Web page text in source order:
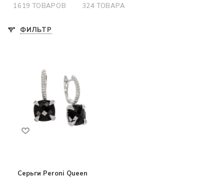
1619 ТОВАРОВ 324 ТОВАРА
ФИЛЬТР
Серьги Peroni Queen